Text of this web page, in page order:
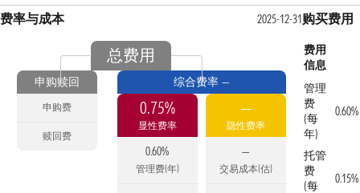
费率与成本 2025-12-31
总费用
申购赎回
申购费
赎回费
综合费率 —
0.75%
显性费率
0.60%
管理费(年)
—
隐性费率
—
交易成本(估)
购买费用
费用
信息
管理
费
(每
年)
0.60%
托管
费
(每
0.15%